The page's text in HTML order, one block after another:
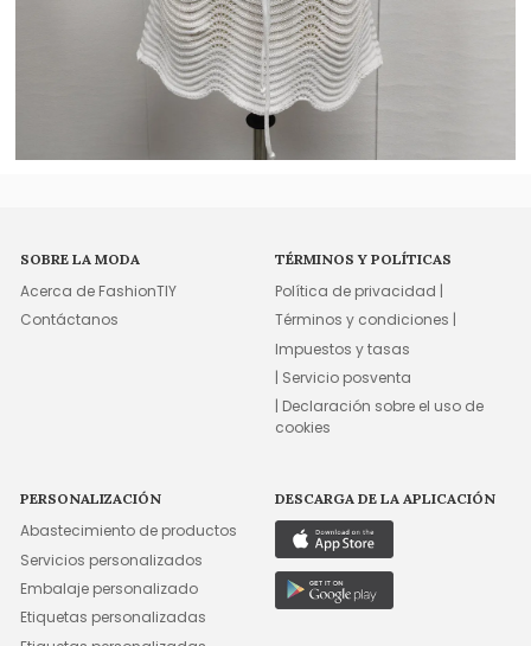
SOBRE LA MODA
Acerca de FashionTIY
Contáctanos
TÉRMINOS Y POLÍTICAS
Política de privacidad |
Términos y condiciones |
Impuestos y tasas
| Servicio posventa
| Declaración sobre el uso de
cookies
PERSONALIZACIÓN
Abastecimiento de productos
Servicios personalizados
Embalaje personalizado
Etiquetas personalizadas
DESCARGA DE LA APLICACIÓN